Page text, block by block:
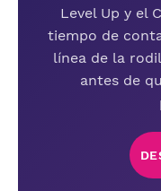
Level Up y el
tiempo de
línea de la
antes de